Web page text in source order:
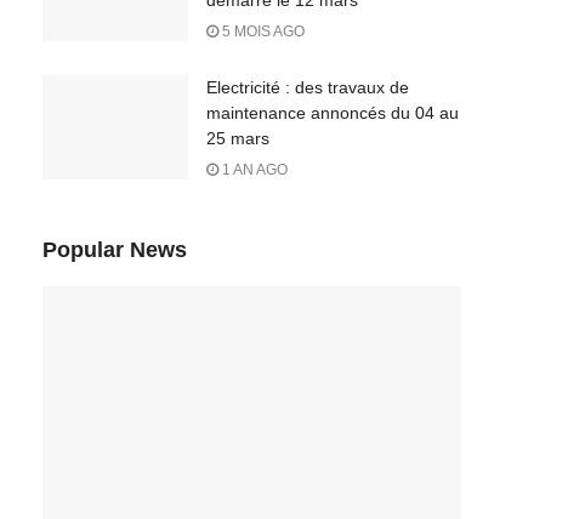
5 MOIS AGO
Electricité : des travaux de
maintenance annoncés du 04 au
25 mars
1 AN AGO
Popular News